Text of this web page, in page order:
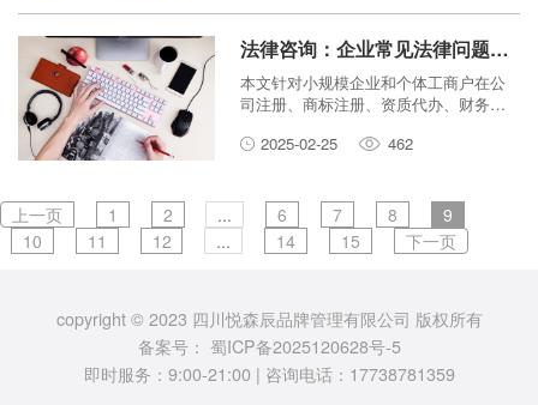
法律咨询：企业常见法律问题及解决方案
本文针对小规模企业和个体工商户在公
司注册、商标注册、资质代办、财务代
法律咨询和解决方案，并介绍相关服务
2025-02-25 462
上一页 1 2 ... 6 7 8
9
10
11 12 ... 14 15 下一页
copyright © 2023 四川悦森辰品牌管理有限公司 版权所有
备案号： 蜀ICP备2025120628号-5
即时服务：9:00-21:00 | 咨询电话：17738781359